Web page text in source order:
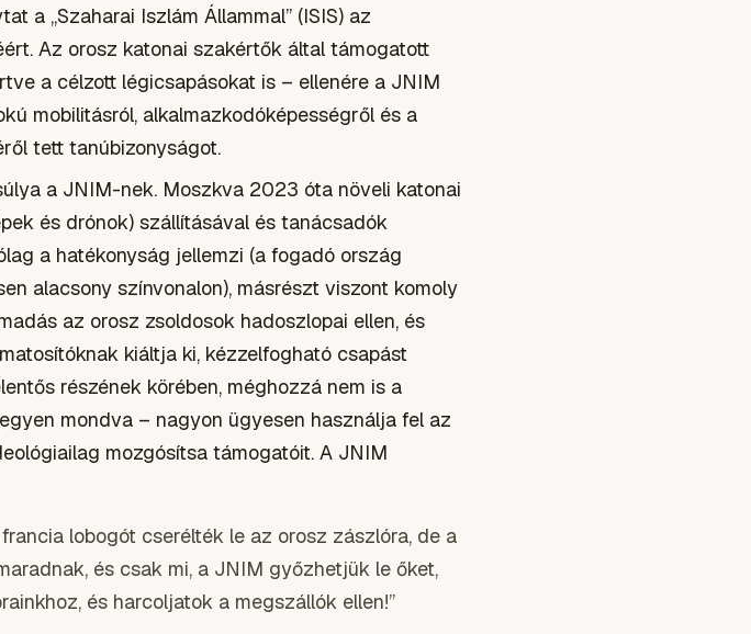
a „Szaharai Iszlám Állammal” (ISIS) az
Az orosz katonai szakértők által támogatott
a célzott légicsapásokat is – ellenére a JNIM
mobilitásról, alkalmazkodóképességről és a
tett tanúbizonyságot.
a JNIM-nek. Moszkva 2023 óta növeli katonai
és drónok) szállításával és tanácsadók
a hatékonyság jellemzi (a fogadó ország
alacsony színvonalon), másrészt viszont komoly
az orosz zsoldosok hadoszlopai ellen, és
kiáltja ki, kézzelfogható csapást
részének körében, méghozzá nem is a
mondva – nagyon ügyesen használja fel az
mozgósítsa támogatóit. A JNIM
lobogót cserélték le az orosz zászlóra, de a
és csak mi, a JNIM győzhetjük le őket,
és harcoljatok a megszállók ellen!”